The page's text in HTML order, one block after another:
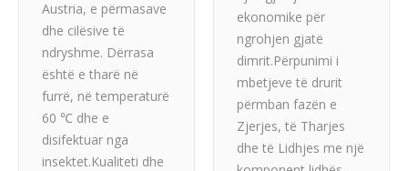
Austria, e përmasave
dhe cilësive të
ndryshme. Dërrasa
është e tharë në
furrë, në temperaturë
60 ℃ dhe e
disifektuar nga
insektet.Kualiteti dhe
ekonomike për
ngrohjen gjatë
dimrit.Përpunimi i
mbetjeve të drurit
përmban fazën e
Zjerjes, të Tharjes
dhe të Lidhjes me një